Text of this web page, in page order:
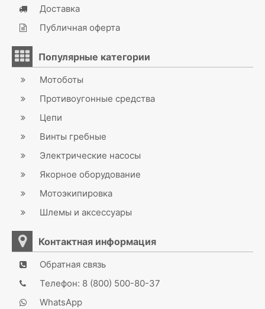
Доставка
Публичная оферта
Популярные категории
Мотоботы
Противоугонные средства
Цепи
Винты гребные
Электрические насосы
Якорное оборудование
Мотоэкипировка
Шлемы и аксессуары
Контактная информация
Обратная связь
Телефон: 8 (800) 500-80-37
WhatsApp